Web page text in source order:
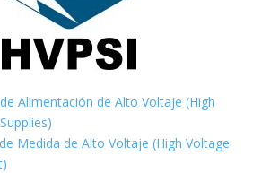
Alimentación de Alto Voltaje (High
Medida de Alto Voltaje (High Voltage